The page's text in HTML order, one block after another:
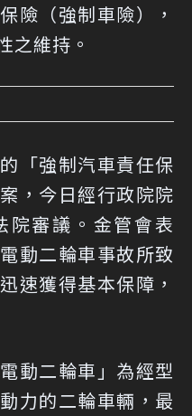
險（強制車險），
之維持。
「強制汽車責任保
，今日經行政院院
院審議。金管會表
動二輪車事故所致
速獲得基本保障，
動二輪車」為經型
力的二輪車輛，最